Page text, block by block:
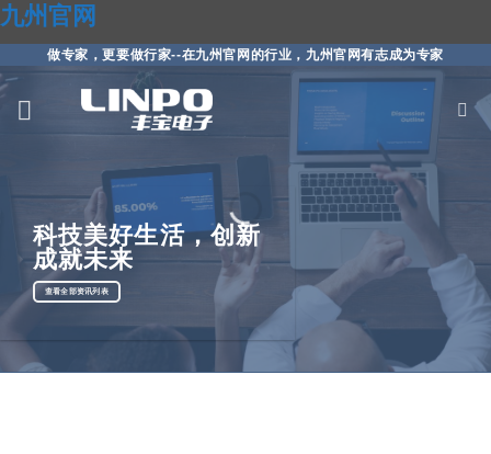
九州官网
做专家，更要做行家--在九州官网的行业，九州官网有志成为专家
科技美好生活，创新
成就未来
查看全部资讯列表